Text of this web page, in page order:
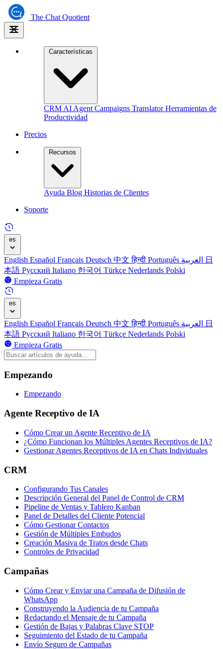
The Chat Quotient
Características
CRM AI Agent Campaigns TranslatorHerramientas de
Productividad
Precios
Recursos
Ayuda Blog Historias de Clientes
Soporte
es
English Español Français Deutsch 中文हिन्दी Português
日
本語 Русский Italiano 한국어 Türkçe Nederlands Polski
Empieza Gratis
es
English Español Français Deutsch 中文हिन्दी Português
日
本語 Русский Italiano 한국어 Türkçe Nederlands Polski
Empieza Gratis
Empezando
Empezando
Agente Receptivo de IA
Cómo Crear un Agente Receptivo de IA
¿Cómo Funcionan los Múltiples Agentes Receptivos de IA?
Gestionar Agentes Receptivos de IA en Chats Individuales
CRM
Configurando Tus Canales
Descripción General del Panel de Control de CRM
Pipeline de Ventas y Tablero Kanban
Panel de Detalles del Cliente Potencial
Cómo Gestionar Contactos
Gestión de Múltiples Embudos
Creación Masiva de Tratos desde Chats
Controles de Privacidad
Campañas
Cómo Crear y Enviar una Campaña de Difusión de
WhatsApp
Construyendo la Audiencia de tu Campaña
Redactando el Mensaje de tu Campaña
Gestión de Bajas y Palabras Clave STOP
Seguimiento del Estado de tu Campaña
Envío Seguro de Campañas